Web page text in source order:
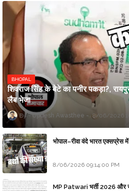
BHOPAL
शिवराज सिंह के बेटे का पनीर पकड़ा?,
लैब भेजा
Updesh Awasthee 8/06/2026
भोपाल–रीवा वंदे भारत एक्सप्रेस
8/06/2026 09:14:00 PM
MP Patwari भर्ती 2026 और